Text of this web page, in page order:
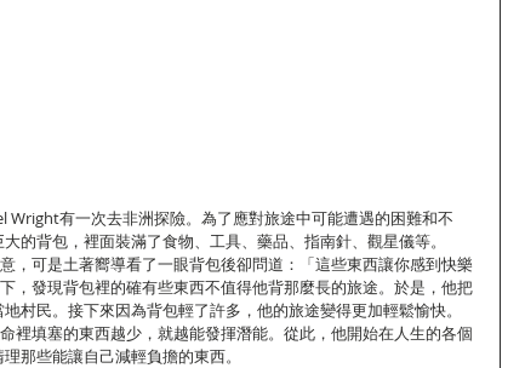
Wright有一次去非洲探險。為了應對旅途中可能遭遇的困難和不
的背包，裡面裝滿了食物、工具、藥品、指南針、觀星儀等。
，可是土著嚮導看了一眼背包後卻問道：「這些東西讓你感到快樂
，發現背包裡的確有些東西不值得他背那麼長的旅途。於是，他把
村民。接下來因為背包輕了許多，他的旅途變得更加輕鬆愉快。
裡填塞的東西越少，就越能發揮潛能。從此，他開始在人生的各個
那些能讓自己減輕負擔的東西。